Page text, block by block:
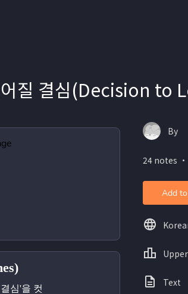
질 결심(Decision to
심'을 컷
By
24 notes
Add
Text